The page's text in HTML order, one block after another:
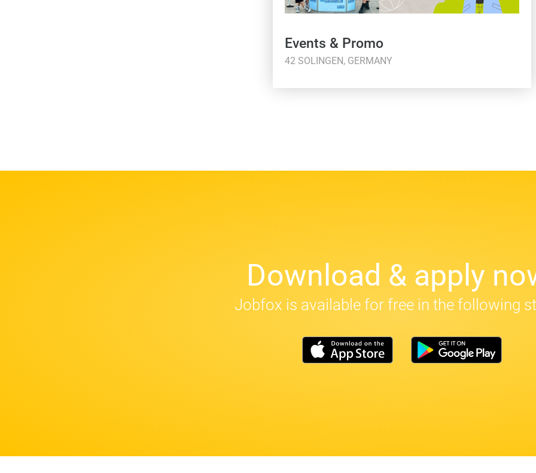
Events & Promo
42 SOLINGEN, GERMANY
Download & apply
Jobfox is available for free in the following